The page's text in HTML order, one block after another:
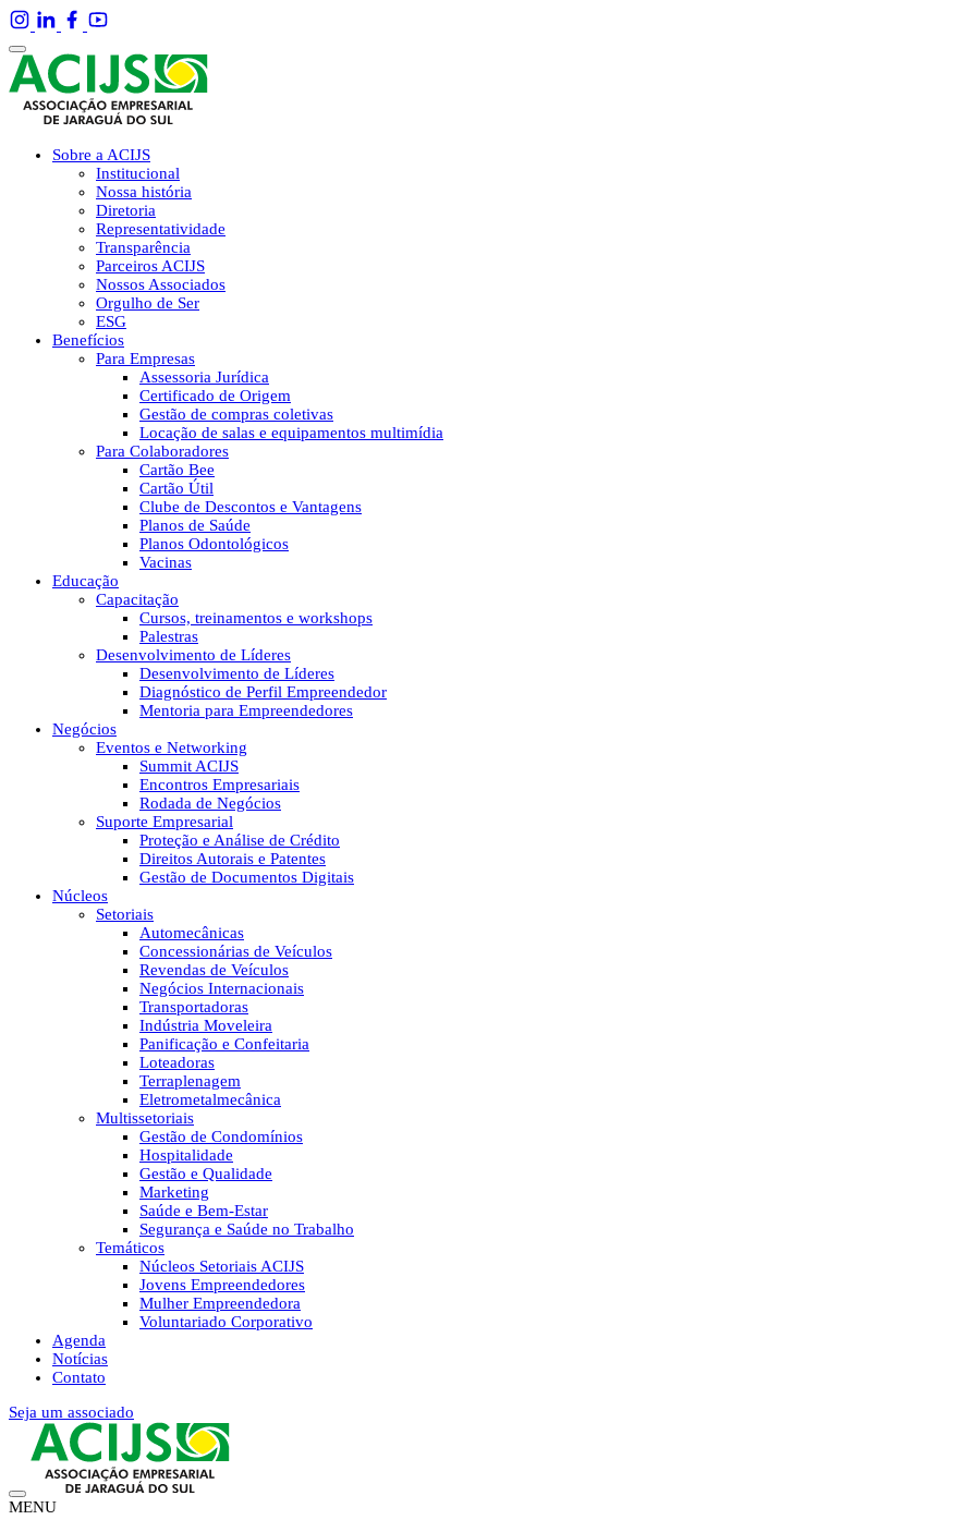
Sobre a ACIJS
Institucional
Nossa história
Diretoria
Representatividade
Transparência
Parceiros ACIJS
Nossos Associados
Orgulho de Ser
ESG
Benefícios
Para Empresas
Assessoria Jurídica
Certificado de Origem
Gestão de compras coletivas
Locação de salas e equipamentos multimídia
Para Colaboradores
Cartão Bee
Cartão Útil
Clube de Descontos e Vantagens
Planos de Saúde
Planos Odontológicos
Vacinas
Educação
Capacitação
Cursos, treinamentos e workshops
Palestras
Desenvolvimento de Líderes
Desenvolvimento de Líderes
Diagnóstico de Perfil Empreendedor
Mentoria para Empreendedores
Negócios
Eventos e Networking
Summit ACIJS
Encontros Empresariais
Rodada de Negócios
Suporte Empresarial
Proteção e Análise de Crédito
Direitos Autorais e Patentes
Gestão de Documentos Digitais
Núcleos
Setoriais
Automecânicas
Concessionárias de Veículos
Revendas de Veículos
Negócios Internacionais
Transportadoras
Indústria Moveleira
Panificação e Confeitaria
Loteadoras
Terraplenagem
Eletrometalmecânica
Multissetoriais
Gestão de Condomínios
Hospitalidade
Gestão e Qualidade
Marketing
Saúde e Bem-Estar
Segurança e Saúde no Trabalho
Temáticos
Núcleos Setoriais ACIJS
Jovens Empreendedores
Mulher Empreendedora
Voluntariado Corporativo
Agenda
Notícias
Contato
Seja um associado
MENU